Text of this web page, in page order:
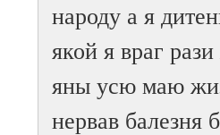
народу а я
якой я враг
яны усю маю
нервав балезня